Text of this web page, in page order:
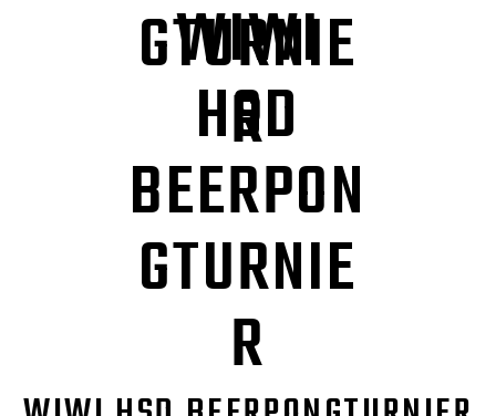
GTURNIE
R
WIWI
HSD
BEERPON
GTURNIE
R